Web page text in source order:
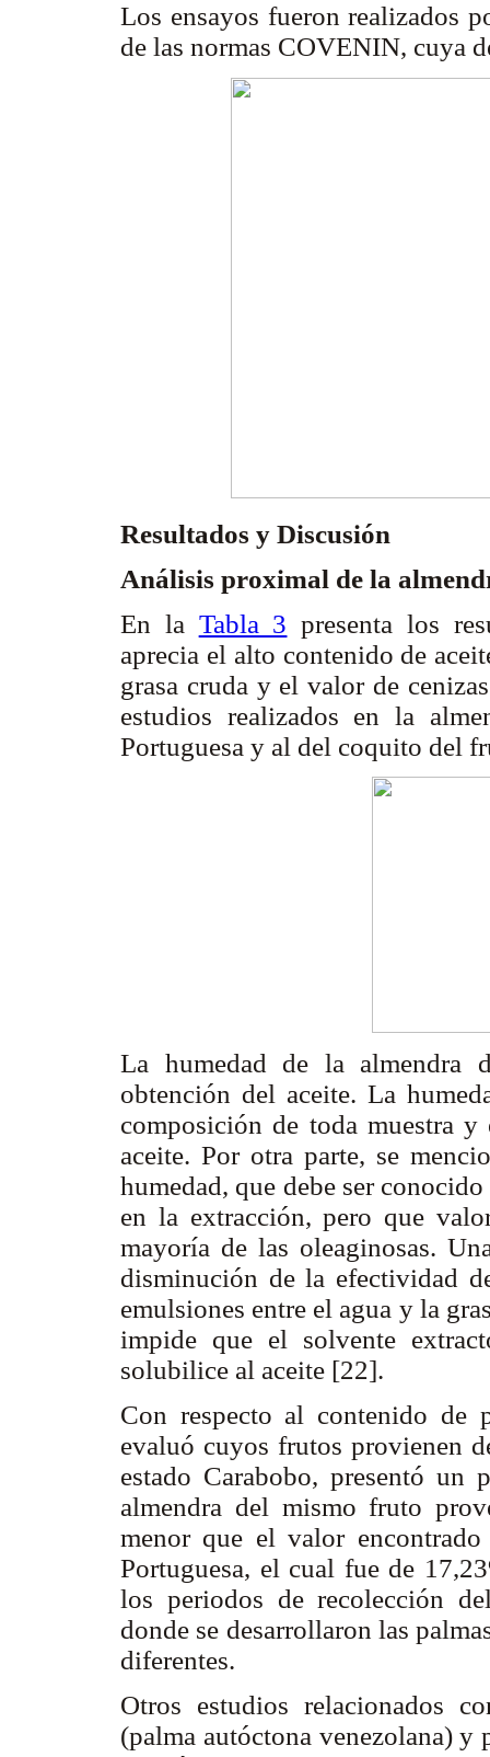
Los ensayos fueron realizados
de las normas COVENIN, cuya
Resultados y Discusión
Análisis proximal de la
En la Tabla 3 presenta los
aprecia el alto contenido de
grasa cruda y el valor de
estudios realizados en la
Portuguesa y al del coquito del
La humedad de la almendra
obtención del aceite. La
composición de toda muestra y
aceite. Por otra parte, se
humedad, que debe ser
en la extracción, pero que
mayoría de las oleaginosas.
disminución de la efectividad
emulsiones entre el agua y la
impide que el solvente
solubilice al aceite [22].
Con respecto al contenido de
evaluó cuyos frutos provienen
estado Carabobo, presentó un
almendra del mismo fruto
menor que el valor
Portuguesa, el cual fue de
los periodos de recolección
donde se desarrollaron las
diferentes.
Otros estudios relacionados
(palma autóctona venezolana) y